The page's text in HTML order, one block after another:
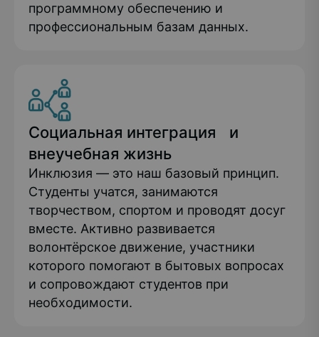
программному обеспечению и
профессиональным базам данных.
Социальная интеграция и
внеучебная жизнь
Инклюзия — это наш базовый принцип.
Студенты учатся, занимаются
творчеством, спортом и проводят досуг
вместе. Активно развивается
волонтёрское движение, участники
которого помогают в бытовых вопросах
и сопровождают студентов при
необходимости.